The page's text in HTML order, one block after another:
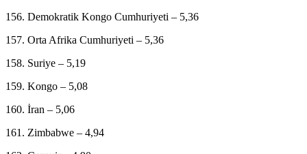
156. Demokratik Kongo Cumhuriyeti – 5,36
157. Orta Afrika Cumhuriyeti – 5,36
158. Suriye – 5,19
159. Kongo – 5,08
160. İran – 5,06
161. Zimbabwe – 4,94